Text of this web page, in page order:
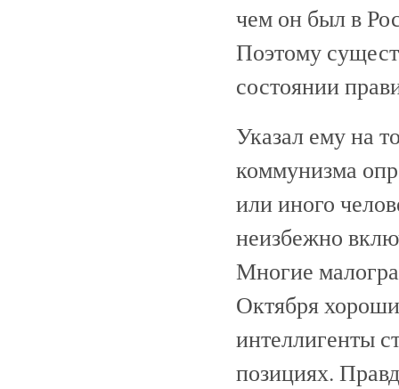
чем он был в
Поэтому
состоянии
Указал ему на
коммунизма
или иного
неизбежно
Многие
Октября
интеллигенты
позициях.